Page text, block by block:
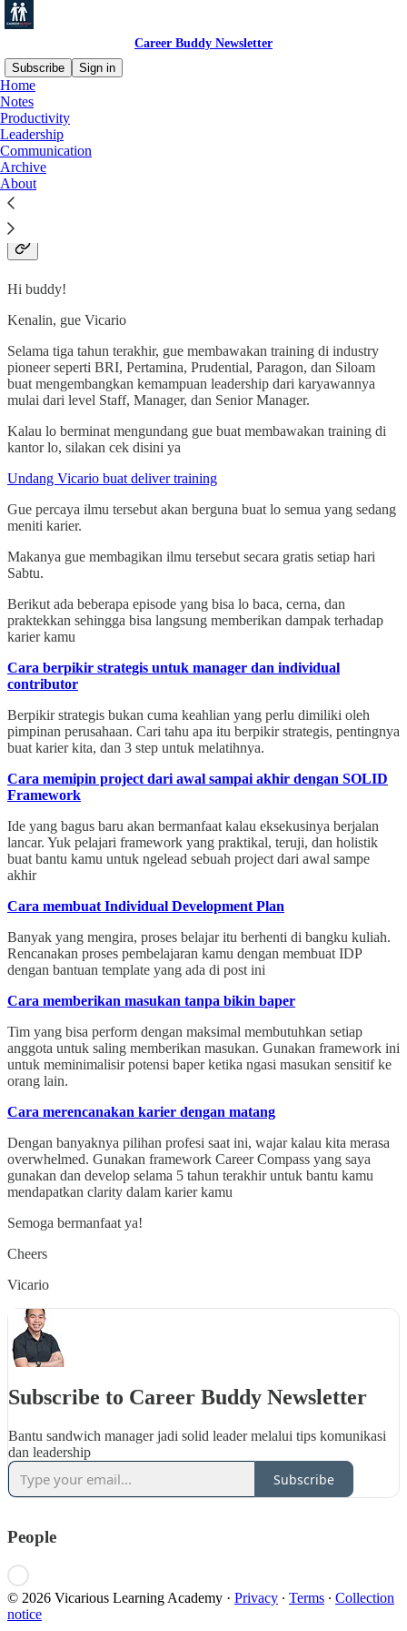
Career Buddy Newsletter
Subscribe
Sign in
Home
Notes
Productivity
Leadership
Communication
Archive
About
Tentang Career Buddy
Newsletter
Hi buddy!
Kenalin, gue Vicario
Selama tiga tahun terakhir, gue membawakan training di industry
pioneer seperti BRI, Pertamina, Prudential, Paragon, dan Siloam
buat mengembangkan kemampuan leadership dari karyawannya
mulai dari level Staff, Manager, dan Senior Manager.
Kalau lo berminat mengundang gue buat membawakan training di
kantor lo, silakan cek disini ya
Undang Vicario buat deliver training
Gue percaya ilmu tersebut akan berguna buat lo semua yang sedang
meniti karier.
Makanya gue membagikan ilmu tersebut secara gratis setiap hari
Sabtu.
Berikut ada beberapa episode yang bisa lo baca, cerna, dan
praktekkan sehingga bisa langsung memberikan dampak terhadap
karier kamu
Cara berpikir strategis untuk manager dan individual
contributor
Berpikir strategis bukan cuma keahlian yang perlu dimiliki oleh
pimpinan perusahaan. Cari tahu apa itu berpikir strategis, pentingnya
buat karier kita, dan 3 step untuk melatihnya.
Cara memipin project dari awal sampai akhir dengan SOLID
Framework
Ide yang bagus baru akan bermanfaat kalau eksekusinya berjalan
lancar. Yuk pelajari framework yang praktikal, teruji, dan holistik
buat bantu kamu untuk ngelead sebuah project dari awal sampe
akhir
Cara membuat Individual Development Plan
Banyak yang mengira, proses belajar itu berhenti di bangku kuliah.
Rencanakan proses pembelajaran kamu dengan membuat IDP
dengan bantuan template yang ada di post ini
Cara memberikan masukan tanpa bikin baper
Tim yang bisa perform dengan maksimal membutuhkan setiap
anggota untuk saling memberikan masukan. Gunakan framework ini
untuk meminimalisir potensi baper ketika ngasi masukan sensitif ke
orang lain.
Cara merencanakan karier dengan matang
Dengan banyaknya pilihan profesi saat ini, wajar kalau kita merasa
overwhelmed. Gunakan framework Career Compass yang saya
gunakan dan develop selama 5 tahun terakhir untuk bantu kamu
mendapatkan clarity dalam karier kamu
Semoga bermanfaat ya!
Cheers
Vicario
Subscribe to Career Buddy Newsletter
Bantu sandwich manager jadi solid leader melalui tips komunikasi
dan leadership
Subscribe
People
© 2026 Vicarious Learning Academy · Privacy ∙ Terms ∙ Collection
notice